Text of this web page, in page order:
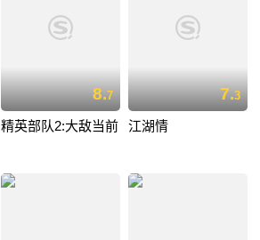
8.7
精英部队2:大敌当前
7.3
江湖情